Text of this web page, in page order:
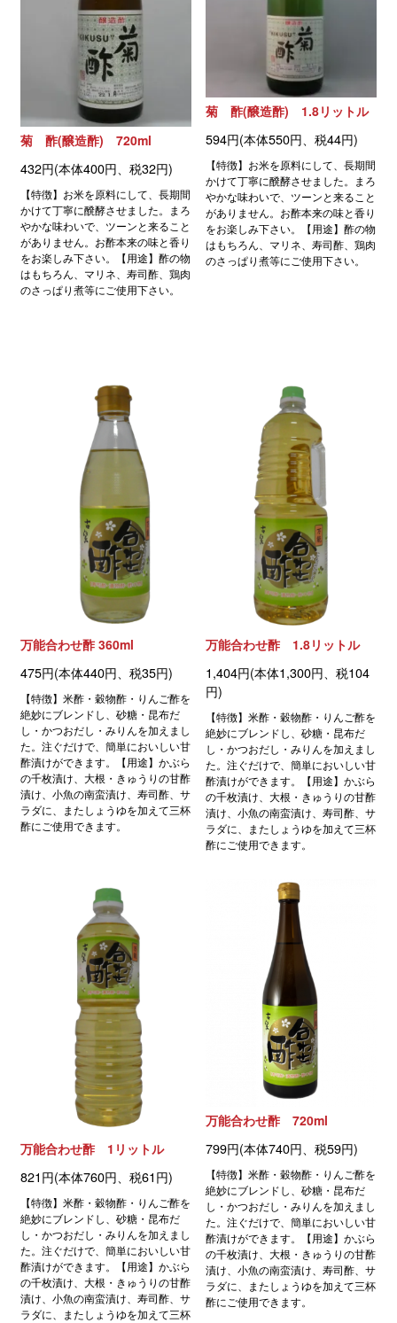
菊 酢(醸造酢) 720ml
432円(本体400円、税32円)
【特徴】お米を原料にして、長期間
かけて丁寧に醗酵させました。まろ
やかな味わいで、ツーンと来ること
がありません。お酢本来の味と香り
をお楽しみ下さい。【用途】酢の物
はもちろん、マリネ、寿司酢、鶏肉
のさっぱり煮等にご使用下さい。
菊 酢(醸造酢) 1.8リットル
594円(本体550円、税44円)
【特徴】お米を原料にして、長期間
かけて丁寧に醗酵させました。まろ
やかな味わいで、ツーンと来ること
がありません。お酢本来の味と香り
をお楽しみ下さい。【用途】酢の物
はもちろん、マリネ、寿司酢、鶏肉
のさっぱり煮等にご使用下さい。
万能合わせ酢 360ml
475円(本体440円、税35円)
【特徴】米酢・穀物酢・りんご酢を
絶妙にブレンドし、砂糖・昆布だ
し・かつおだし・みりんを加えまし
た。注ぐだけで、簡単においしい甘
酢漬けができます。【用途】かぶら
の千枚漬け、大根・きゅうりの甘酢
漬け、小魚の南蛮漬け、寿司酢、サ
ラダに、またしょうゆを加えて三杯
酢にご使用できます。
万能合わせ酢 1.8リットル
1,404円(本体1,300円、税104
円)
【特徴】米酢・穀物酢・りんご酢を
絶妙にブレンドし、砂糖・昆布だ
し・かつおだし・みりんを加えまし
た。注ぐだけで、簡単においしい甘
酢漬けができます。【用途】かぶら
の千枚漬け、大根・きゅうりの甘酢
漬け、小魚の南蛮漬け、寿司酢、サ
ラダに、またしょうゆを加えて三杯
酢にご使用できます。
万能合わせ酢 1リットル
821円(本体760円、税61円)
【特徴】米酢・穀物酢・りんご酢を
絶妙にブレンドし、砂糖・昆布だ
し・かつおだし・みりんを加えまし
た。注ぐだけで、簡単においしい甘
酢漬けができます。【用途】かぶら
の千枚漬け、大根・きゅうりの甘酢
漬け、小魚の南蛮漬け、寿司酢、サ
ラダに、またしょうゆを加えて三杯
万能合わせ酢 720ml
799円(本体740円、税59円)
【特徴】米酢・穀物酢・りんご酢を
絶妙にブレンドし、砂糖・昆布だ
し・かつおだし・みりんを加えまし
た。注ぐだけで、簡単においしい甘
酢漬けができます。【用途】かぶら
の千枚漬け、大根・きゅうりの甘酢
漬け、小魚の南蛮漬け、寿司酢、サ
ラダに、またしょうゆを加えて三杯
酢にご使用できます。